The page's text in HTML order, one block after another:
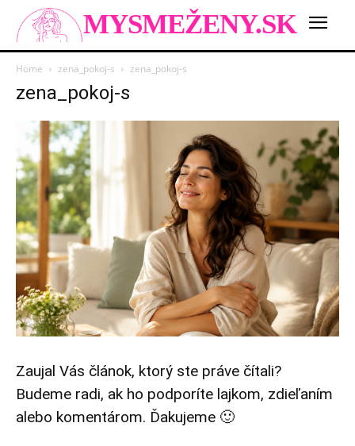
MYSMEŽENY.SK
Home zena_pokoj-s zena_pokoj-s
zena_pokoj-s
Zaujal Vás článok, ktorý ste práve čítali?
Budeme radi, ak ho podporíte lajkom, zdieľaním
alebo komentárom. Ďakujeme 🙂